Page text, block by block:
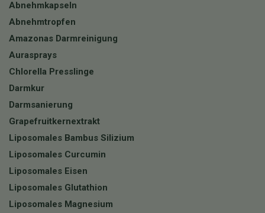
Abnehmkapseln
Abnehmtropfen
Amazonas Darmreinigung
Aurasprays
Chlorella Presslinge
Darmkur
Darmsanierung
Grapefruitkernextrakt
Liposomales Bambus Silizium
Liposomales Curcumin
Liposomales Eisen
Liposomales Glutathion
Liposomales Magnesium